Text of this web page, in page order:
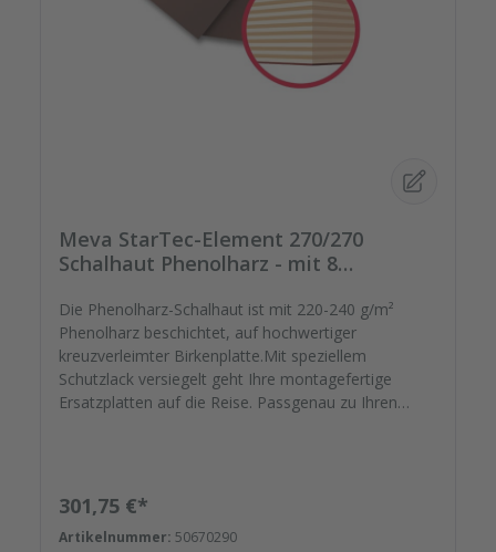
Meva StarTec-Element 270/270
Schalhaut Phenolharz - mit 8
Die Phenolharz-Schalhaut ist mit 220-240 g/m²
Phenolharz beschichtet, auf hochwertiger
kreuzverleimter Birkenplatte.Mit speziellem
Schutzlack versiegelt geht Ihre montagefertige
Ersatzplatten auf die Reise. Passgenau zu Ihren
Nieten, Schrauben, Kunststoffeinsätzen bis zu
Reparaturplättchen.Diese Schalhaut besteht
aufgrund ihrer Größe aus einer zweigeteilten Platte
Regulärer Preis:
301,75 €*
Artikelnummer: 50670290